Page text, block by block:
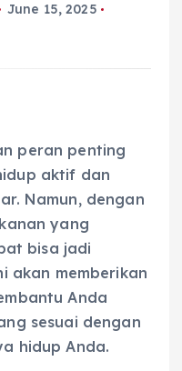
June 15, 2025
peran penting
aktif dan
Namun, dengan
yang
bisa jadi
akan memberikan
Anda
sesuai dengan
hidup Anda.